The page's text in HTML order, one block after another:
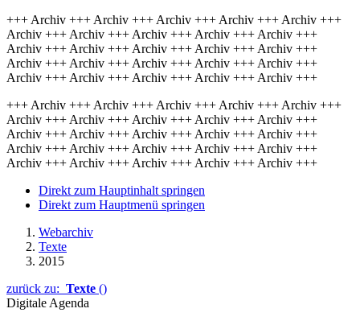
+++ Archiv +++ Archiv +++ Archiv +++ Archiv +++ Archiv +++
Archiv +++ Archiv +++ Archiv +++ Archiv +++ Archiv +++
Archiv +++ Archiv +++ Archiv +++ Archiv +++ Archiv +++
Archiv +++ Archiv +++ Archiv +++ Archiv +++ Archiv +++
Archiv +++ Archiv +++ Archiv +++ Archiv +++ Archiv +++
+++ Archiv +++ Archiv +++ Archiv +++ Archiv +++ Archiv +++
Archiv +++ Archiv +++ Archiv +++ Archiv +++ Archiv +++
Archiv +++ Archiv +++ Archiv +++ Archiv +++ Archiv +++
Archiv +++ Archiv +++ Archiv +++ Archiv +++ Archiv +++
Archiv +++ Archiv +++ Archiv +++ Archiv +++ Archiv +++
Direkt zum Hauptinhalt springen
Direkt zum Hauptmenü springen
Webarchiv
Texte
2015
zurück zu: Texte ()
Digitale Agenda